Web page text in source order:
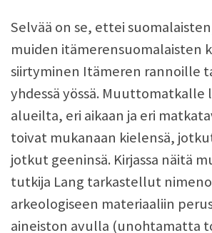
Selvää on se, ettei
muiden itämerensuomalaisten
siirtyminen Itämeren rannoille
yhdessä yössä. Muuttomatkalle
alueilta, eri aikaan ja eri
toivat mukanaan kielensä,
jotkut geeninsä. Kirjassa näitä
tutkija Lang tarkastellut
arkeologiseen materiaaliin
aineiston avulla (unohtamatta